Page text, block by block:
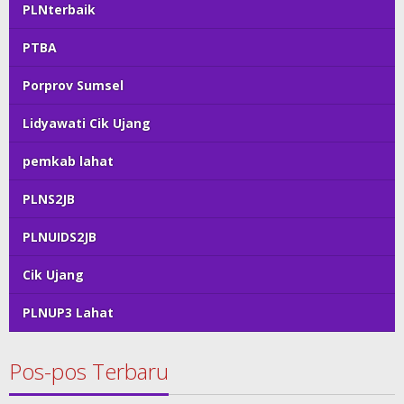
PLNterbaik
PTBA
Porprov Sumsel
Lidyawati Cik Ujang
pemkab lahat
PLNS2JB
PLNUIDS2JB
Cik Ujang
PLNUP3 Lahat
Pos-pos Terbaru